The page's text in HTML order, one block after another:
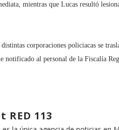
mientras que Lucas resultó
corporaciones policiacas se
notificado al personal de la Fiscalía
RED 113